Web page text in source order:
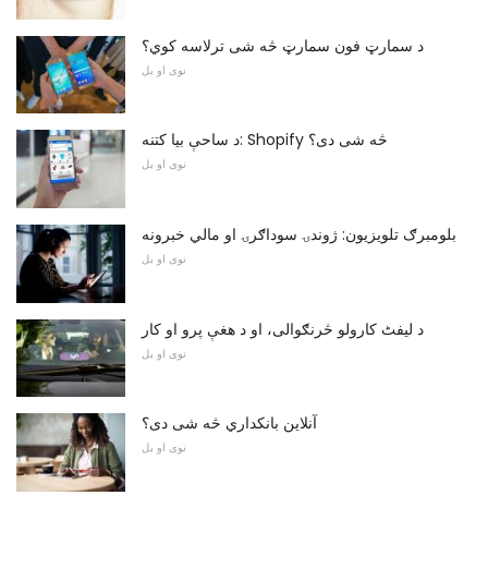
د سمارټ فون سمارټ څه شی ترلاسه کوي؟
نوی او بل
د ساحې بیا کتنه: Shopify څه شی دی؟
نوی او بل
بلومبرګ تلویزیون: ژوندۍ سوداګرۍ او مالي خبرونه
نوی او بل
د لیفٹ کارولو څرنګوالی، او د هغې پرو او کار
نوی او بل
آنلاین بانکداري څه شی دی؟
نوی او بل